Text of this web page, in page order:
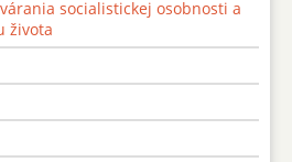
socialistickej osobnosti a
života